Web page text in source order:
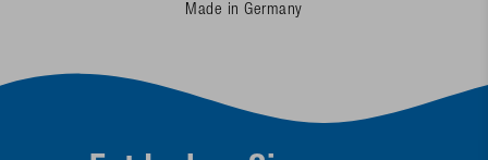
Made in Germany